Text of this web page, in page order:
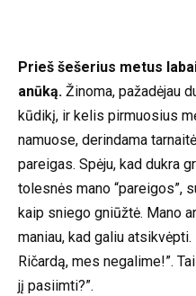
Prieš šešerius metus
anūką. Žinoma, pažadėjau
kūdikį, ir kelis pirmuosius
namuose, derindama
pareigas. Spėju, kad dukra
tolesnės mano “pareigos”,
kaip sniego gniūžtė. Mano
maniau, kad galiu
Ričardą, mes negalime!”.
jį pasiimti?”.